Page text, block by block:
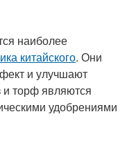
наиболее
китайского. Они
и улучшают
и торф являются
удобрениями